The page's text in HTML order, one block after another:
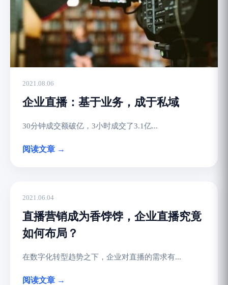
2021.08.06
企业直播：基于业务，成于私域
30分钟成交额破亿，3小时成交了3.1亿...
阅读文章 →
2021.06.04
直播营销成为香饽饽，企业直播究竟
如何布局？
在数字化转型趋势之下，企业对直播的需求有...
阅读文章 →